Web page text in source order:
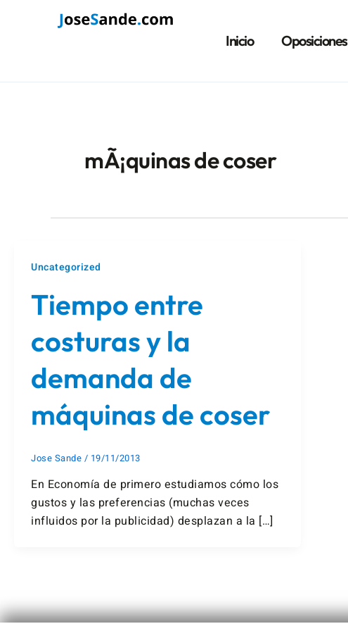
Inicio Oposiciones
mÃ¡quinas de coser
Uncategorized
Tiempo entre
costuras y la
demanda de
máquinas de coser
Jose Sande / 19/11/2013
En Economía de primero estudiamos cómo los
gustos y las preferencias (muchas veces
influidos por la publicidad) desplazan a la […]